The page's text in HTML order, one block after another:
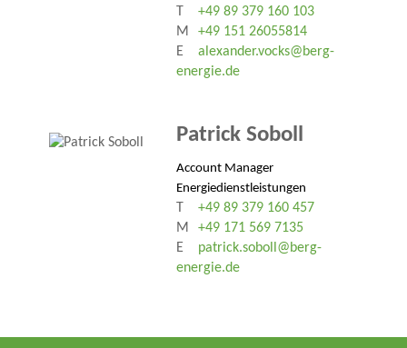
+49 89 379 160 103
M
+49 151 26055814
E
alexander.vocks@berg-
energie.de
Patrick Soboll
Account Manager
Energiedienstleistungen
+49 89 379 160 457
M
+49 171 569 7135
E
patrick.soboll@berg-
energie.de